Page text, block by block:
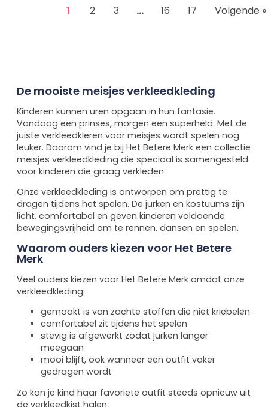
1 2 3 … 16 17 Volgende »
De mooiste meisjes verkleedkleding
Kinderen kunnen uren opgaan in hun fantasie.
Vandaag een prinses, morgen een superheld. Met de
juiste verkleedkleren voor meisjes wordt spelen nog
leuker. Daarom vind je bij Het Betere Merk een collectie
meisjes verkleedkleding die speciaal is samengesteld
voor kinderen die graag verkleden.
Onze verkleedkleding is ontworpen om prettig te
dragen tijdens het spelen. De jurken en kostuums zijn
licht, comfortabel en geven kinderen voldoende
bewegingsvrijheid om te rennen, dansen en spelen.
Waarom ouders kiezen voor Het Betere
Merk
Veel ouders kiezen voor Het Betere Merk omdat onze
verkleedkleding:
gemaakt is van zachte stoffen die niet kriebelen
comfortabel zit tijdens het spelen
stevig is afgewerkt zodat jurken langer
meegaan
mooi blijft, ook wanneer een outfit vaker
gedragen wordt
Zo kan je kind haar favoriete outfit steeds opnieuw uit
de verkleedkist halen.